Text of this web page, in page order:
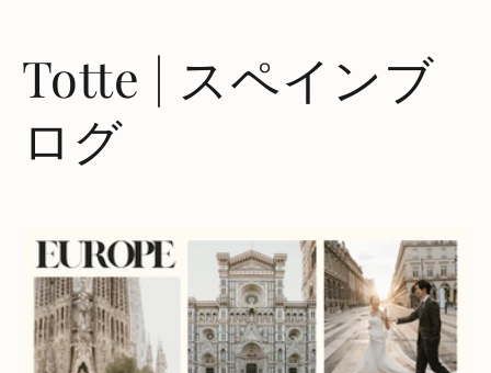
Totte | スペインブ
ログ